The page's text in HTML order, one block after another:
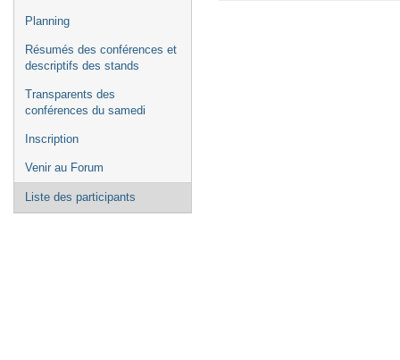
Planning
Résumés des conférences et
descriptifs des stands
Transparents des
conférences du samedi
Inscription
Venir au Forum
Liste des participants